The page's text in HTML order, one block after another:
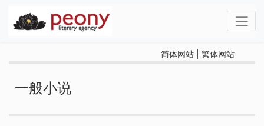
简体网站 繁体网站
一般小说